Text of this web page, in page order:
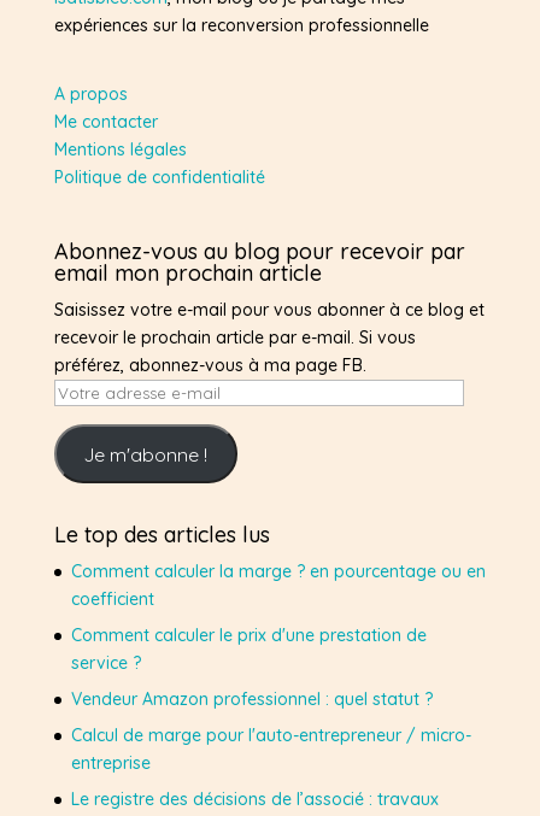
expériences sur la reconversion professionnelle
A propos
Me contacter
Mentions légales
Politique de confidentialité
Abonnez-vous au blog pour recevoir par
email mon prochain article
Saisissez votre e-mail pour vous abonner à ce blog et
recevoir le prochain article par e-mail. Si vous
préférez, abonnez-vous à ma page FB.
Votre
adresse
e-
mail
Je m'abonne !
Le top des articles lus
Comment calculer la marge ? en pourcentage ou en
coefficient
Comment calculer le prix d'une prestation de
service ?
Vendeur Amazon professionnel : quel statut ?
Calcul de marge pour l'auto-entrepreneur / micro-
entreprise
Le registre des décisions de l’associé : travaux